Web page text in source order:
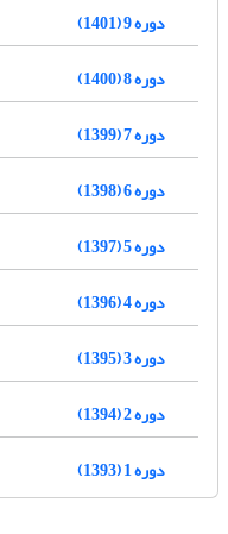
دوره 9 (1401)
دوره 8 (1400)
دوره 7 (1399)
دوره 6 (1398)
دوره 5 (1397)
دوره 4 (1396)
دوره 3 (1395)
دوره 2 (1394)
دوره 1 (1393)